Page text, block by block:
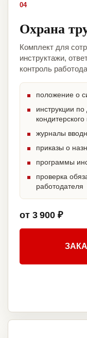
04
Охрана
Комплект для
инструктажи,
контроль
положение о
инструкции
кондитерского
журналы
приказы о
программы
проверка
работодателя
от 3 900 ₽